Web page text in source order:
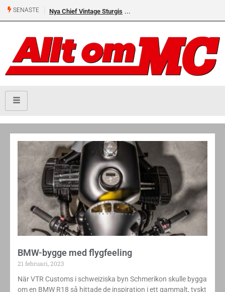
SENASTE Nya Chief Vintage Sturgis
BMW-bygge med flygfeeling
21 februari, 2023
När VTR Customs i schweiziska byn Schmerikon skulle bygga
om en BMW R18 så hittade de inspiration i ett gammalt, tyskt